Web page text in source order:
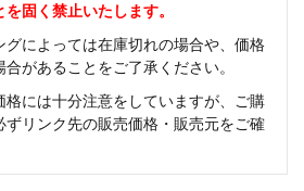
固く禁止いたします。
グによっては在庫切れの場合や、価格
があることをご了承ください。
格には十分注意をしていますが、ご購
ずリンク先の販売価格・販売元をご確